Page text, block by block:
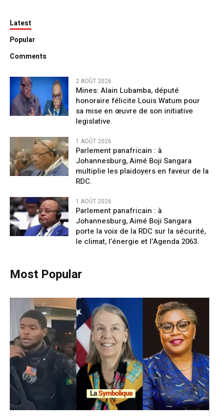
Latest
Popular
Comments
2 AOÛT 2026
Mines: Alain Lubamba, député
honoraire félicite Louis Watum pour
sa mise en œuvre de son initiative
legislative.
1 AOÛT 2026
Parlement panafricain : à
Johannesburg, Aimé Boji Sangara
multiplie les plaidoyers en faveur de la
RDC.
1 AOÛT 2026
Parlement panafricain : à
Johannesburg, Aimé Boji Sangara
porte la voix de la RDC sur la sécurité,
le climat, l’énergie et l’Agenda 2063.
Most Popular